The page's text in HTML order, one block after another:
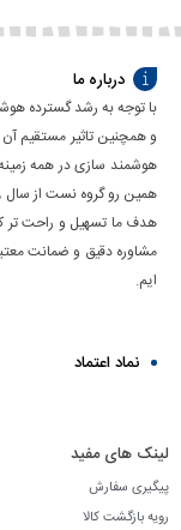
درباره ما
با توجه به رشد گسترده
و همچنین تاثیر مستقیم
هوشمند سازی در همه
همین رو گروه نست از سال 1399 فعالیت خود را در این حوزه آغاز کرد.
هدف ما تسهیل و راحت تر
مشاوره دقیق و ضمانت
ایم.
نماد اعتماد
لینک های مفید
پیگیری سفارش
رویه بازگشت کالا